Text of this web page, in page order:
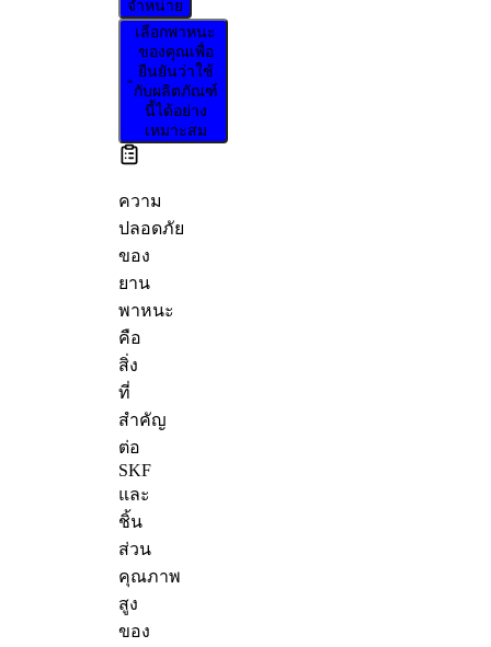
จำหน่าย
เลือกพาหนะ
ของคุณเพื่อ
ยืนยันว่าใช้
กับผลิตภัณฑ์
นี้ได้อย่าง
เหมาะสม
ความ
ปลอดภัย
ของ
ยาน
พาหนะ
คือ
สิ่ง
ที่
สำคัญ
ต่อ
SKF
และ
ชิ้น
ส่วน
คุณภาพ
สูง
ของ